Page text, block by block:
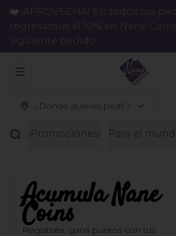
❤️ ¡APROVECHA! En todos tus
regresamos el 10% en Nane
siguiente pedido.
Abrir menu de navegación
¿Dónde quieres pedir?
¡Promociones! Para el
AcumulaNane
Coins
Regístrate, gana puntos con tus